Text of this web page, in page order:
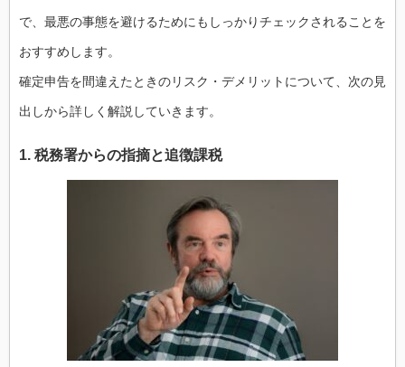
で、最悪の事態を避けるためにもしっかりチェックされることを
おすすめします。
確定申告を間違えたときのリスク・デメリットについて、次の見
出しから詳しく解説していきます。
1. 税務署からの指摘と追徴課税